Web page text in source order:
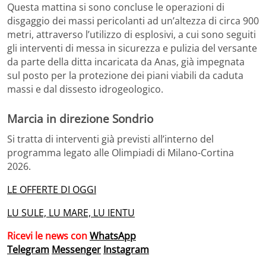
Questa mattina si sono concluse le operazioni di
disgaggio dei massi pericolanti ad un’altezza di circa 900
metri, attraverso l’utilizzo di esplosivi, a cui sono seguiti
gli interventi di messa in sicurezza e pulizia del versante
da parte della ditta incaricata da Anas, già impegnata
sul posto per la protezione dei piani viabili da caduta
massi e dal dissesto idrogeologico.
Marcia in direzione Sondrio
Si tratta di interventi già previsti all’interno del
programma legato alle Olimpiadi di Milano-Cortina
2026.
LE OFFERTE DI OGGI
LU SULE, LU MARE, LU IENTU
Ricevi le news conWhatsApp
Telegram Messenger Instagram